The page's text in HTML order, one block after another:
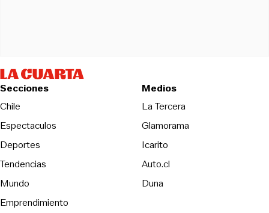
Secciones
Chile
Espectaculos
Deportes
Tendencias
Mundo
Emprendimiento
Medios
La TerceraOpens in new
Glamorama
Icarito
Auto.cl
DunaOpens in new window